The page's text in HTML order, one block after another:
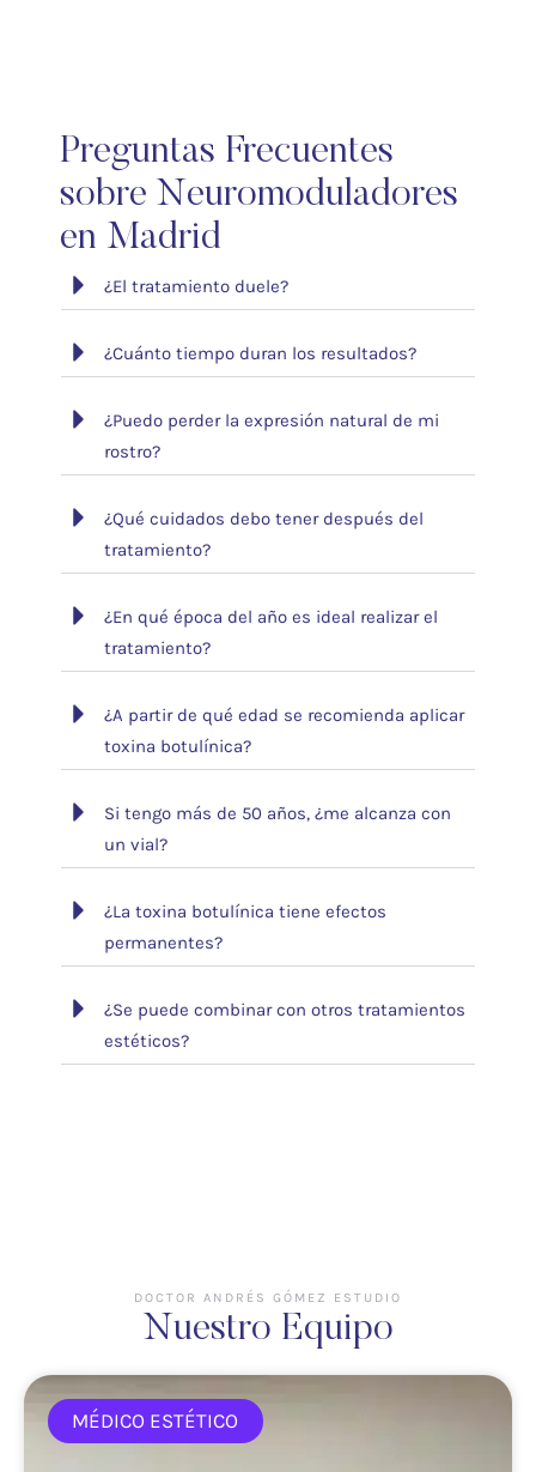
Preguntas Frecuentes
sobre Neuromoduladores
en Madrid
¿El tratamiento duele?
¿Cuánto tiempo duran los resultados?
¿Puedo perder la expresión natural de mi
rostro?
¿Qué cuidados debo tener después del
tratamiento?
¿En qué época del año es ideal realizar el
tratamiento?
¿A partir de qué edad se recomienda aplicar
toxina botulínica?
Si tengo más de 50 años, ¿me alcanza con
un vial?
¿La toxina botulínica tiene efectos
permanentes?
¿Se puede combinar con otros tratamientos
estéticos?
DOCTOR ANDRÉS GÓMEZ ESTUDIO
Nuestro Equipo
MÉDICO ESTÉTICO